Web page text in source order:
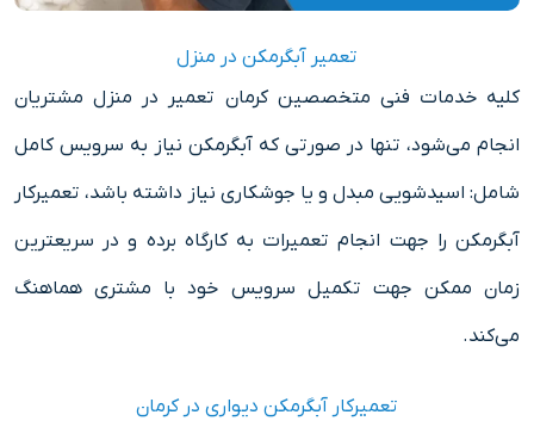
تعمیر آبگرمکن در منزل
کلیه خدمات فنی متخصصین کرمان تعمیر در منزل مشتریان
انجام می‌شود، تنها در صورتی که آبگرمکن نیاز به سرویس کامل
شامل: اسیدشویی مبدل و یا جوشکاری نیاز داشته باشد، تعمیرکار
آبگرمکن را جهت انجام تعمیرات به کارگاه برده و در سریعترین
زمان ممکن جهت تکمیل سرویس خود با مشتری هماهنگ
می‌کند.
تعمیرکار آبگرمکن دیواری در کرمان